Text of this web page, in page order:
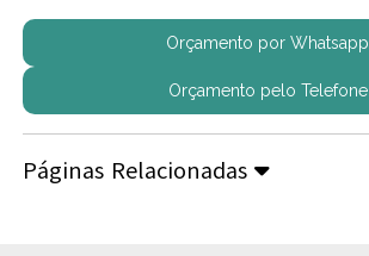
Orçamento por Whatsapp
Orçamento pelo Telefone
Páginas Relacionadas